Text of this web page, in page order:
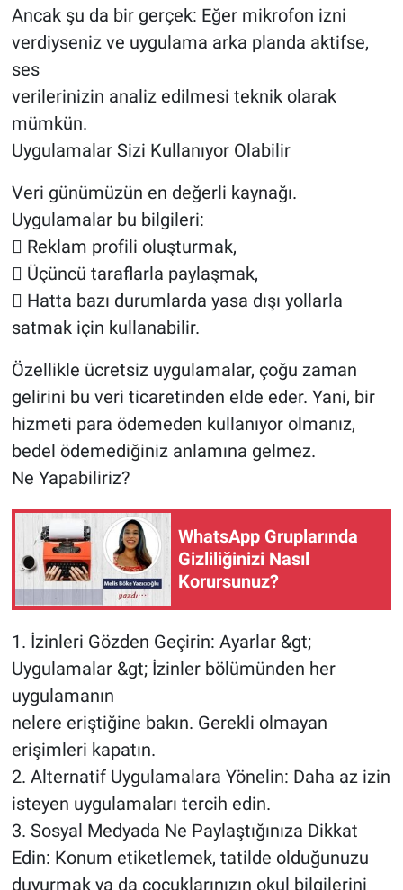
Ancak şu da bir gerçek: Eğer mikrofon izni
verdiyseniz ve uygulama arka planda aktifse,
ses
verilerinizin analiz edilmesi teknik olarak
mümkün.
Uygulamalar Sizi Kullanıyor Olabilir
Veri günümüzün en değerli kaynağı.
Uygulamalar bu bilgileri:
 Reklam profili oluşturmak,
 Üçüncü taraflarla paylaşmak,
 Hatta bazı durumlarda yasa dışı yollarla
satmak için kullanabilir.
Özellikle ücretsiz uygulamalar, çoğu zaman
gelirini bu veri ticaretinden elde eder. Yani, bir
hizmeti para ödemeden kullanıyor olmanız,
bedel ödemediğiniz anlamına gelmez.
Ne Yapabiliriz?
WhatsApp Gruplarında
Gizliliğinizi Nasıl
Korursunuz?
1. İzinleri Gözden Geçirin: Ayarlar &gt;
Uygulamalar &gt; İzinler bölümünden her
uygulamanın
nelere eriştiğine bakın. Gerekli olmayan
erişimleri kapatın.
2. Alternatif Uygulamalara Yönelin: Daha az izin
isteyen uygulamaları tercih edin.
3. Sosyal Medyada Ne Paylaştığınıza Dikkat
Edin: Konum etiketlemek, tatilde olduğunuzu
duyurmak ya da çocuklarınızın okul bilgilerini